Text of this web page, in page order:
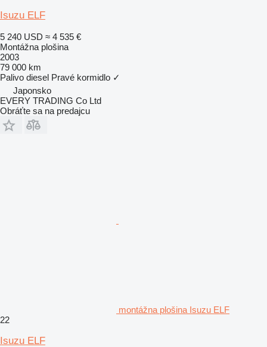
Isuzu ELF
5 240 USD ≈ 4 535 €
Montážna plošina
2003
79 000 km
Palivo diesel Pravé kormidlo ✓
Japonsko
EVERY TRADING Co Ltd
Obráťte sa na predajcu
montážna plošina Isuzu ELF
22
Isuzu ELF